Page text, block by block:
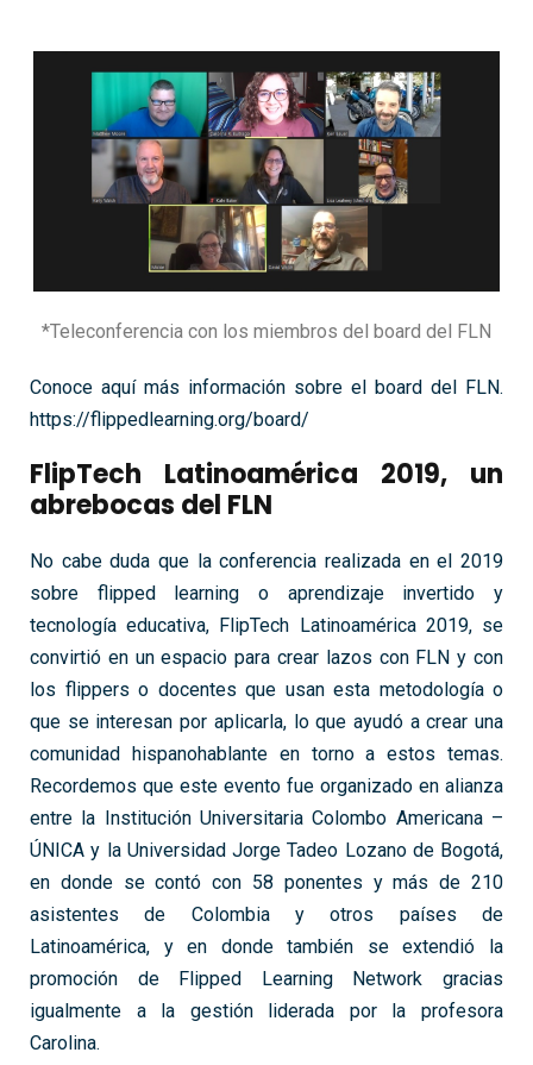
*Teleconferencia con los miembros del board del FLN
Conoce aquí más información sobre el board del FLN.
https://flippedlearning.org/board/
FlipTech Latinoamérica 2019, un
abrebocas del FLN
No cabe duda que la conferencia realizada en el 2019
sobre flipped learning o aprendizaje invertido y
tecnología educativa, FlipTech Latinoamérica 2019, se
convirtió en un espacio para crear lazos con FLN y con
los flippers o docentes que usan esta metodología o
que se interesan por aplicarla, lo que ayudó a crear una
comunidad hispanohablante en torno a estos temas.
Recordemos que este evento fue organizado en alianza
entre la Institución Universitaria Colombo Americana –
ÚNICA y la Universidad Jorge Tadeo Lozano de Bogotá,
en donde se contó con 58 ponentes y más de 210
asistentes de Colombia y otros países de
Latinoamérica, y en donde también se extendió la
promoción de Flipped Learning Network gracias
igualmente a la gestión liderada por la profesora
Carolina.